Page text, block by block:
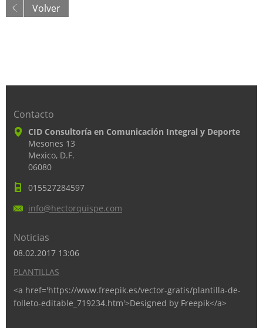
Volver
Contacto
CID Consultoría en Comunicación Integral y Deporte
Mesones 13
Mexico, D.F.
06080
015527284597
info@hectorquispe.com
Noticias
08.02.2017 13:06
PLANTILLAS
<a href='https://www.freepik.es/vector-gratis/plantilla-de-
folleto-editable_719234.htm'>Designed by Freepik</a>